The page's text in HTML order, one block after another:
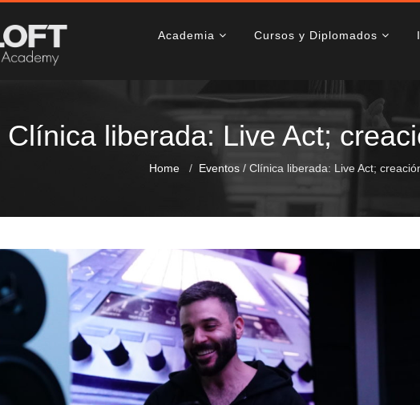
Academia Cursos y Diplomados
Clínica liberada: Live Act;
Home Eventos / Clínica liberada: Live Act;